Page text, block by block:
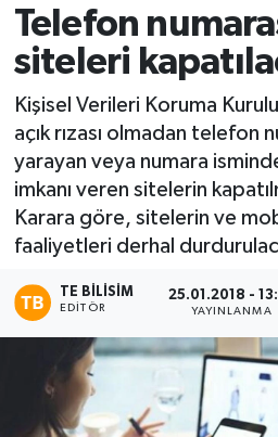
Telefon
siteleri
Kişisel Verileri Koruma
açık rızası olmadan telefon
yarayan veya numara
imkanı veren sitelerin
Karara göre, sitelerin ve
faaliyetleri derhal
TE BILISIM
EDITÖR
25.01.2018 -
YAYINLANMA